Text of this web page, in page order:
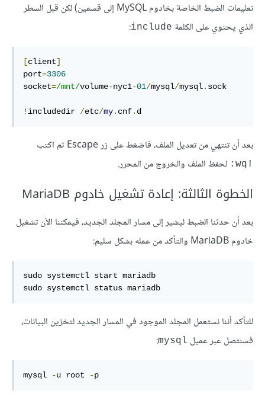
تعليمات الضبط الخاصة بخادوم MySQL إلى قسمين) لكن قبل السطر
الذي يحتوي على الكلمة include
:
[client]
port=3306
socket=/mnt/volume-nyc1-01/mysql/mysql. sock
! includedir /etc/my. cnf. d
بعد أن تنتهي من تعديل الملف، فاضغط على زر Escape ثم اكتب
‎:wq!‎ لحفظ الملف والخروج من المحرر.
الخطوة الثالثة: إعادة تشغيل خادوم MariaDB
بعد أن حدثنا الضبط ليشير إلى مسار المجلد الجديد، فيمكننا الآن تشغيل
خادوم MariaDB والتأكد من عمله بشكل سليم:
sudo
sudo systemctl status mariadb
للتأكد أننا نستعمل المجلد الموجود في المسار الجديد لتخزين البيانات،
فسنتصل عبر عميل mysql
:
mysql -u root -p